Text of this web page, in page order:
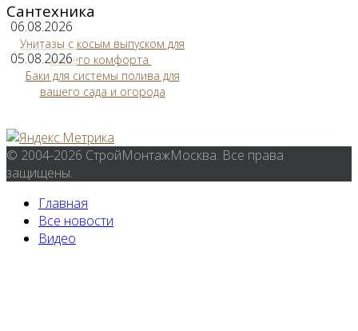
Сантехника
06.08.2026
Унитазы с косым выпуском для
вашего комфорта
05.08.2026
Баки для системы полива для
вашего сада и огорода
© 2004-2026 СтройМонтажМосква. Все права
защищены.
Главная
Все новости
Видео